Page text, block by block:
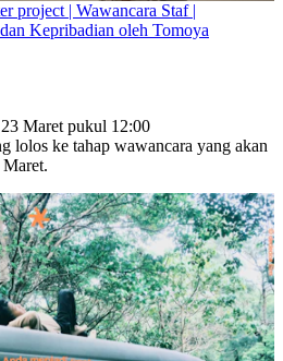
project | Wawancara Staf |
Kepribadian oleh Tomoya
Maret pukul 12:00
lolos ke tahap wawancara yang akan